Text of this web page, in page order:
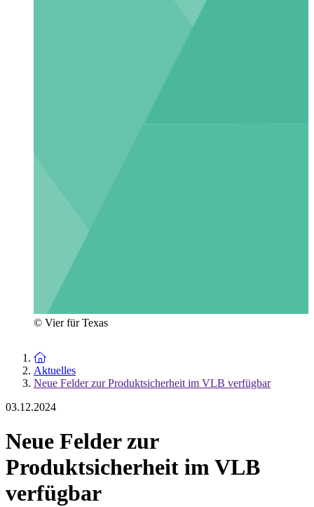
© Vier für Texas
Zur Startseite
Aktuelles
Neue Felder zur Produktsicherheit im VLB verfügbar
03.12.2024
Neue Felder zur
Produktsicherheit im VLB
verfügbar